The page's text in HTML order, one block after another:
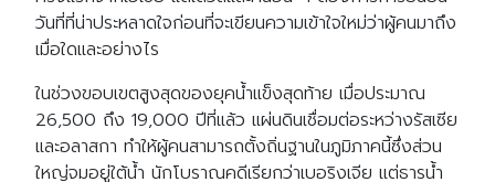
วันที่ที่น่าประหลาดใจก่อนที่จะเขียนความเข้าใจใหม่ว่าผู้คนมาถึง
เมื่อใดและอย่างไร
ในช่วงขอบเขตสูงสุดของยุคน้ำแข็งสุดท้าย เมื่อประมาณ
26,500 ถึง 19,000 ปีที่แล้ว แผ่นดินเชื่อมต่อระหว่างรัสเซีย
และอลาสกา ทำให้ผู้คนสามารถตั้งถิ่นฐานในภูมิภาคนี้ซึ่งส่วน
ใหญ่จมอยู่ใต้น้ำ นักโบราณคดีเรียกว่าเบอริงเจีย แต่ธารน้ำ